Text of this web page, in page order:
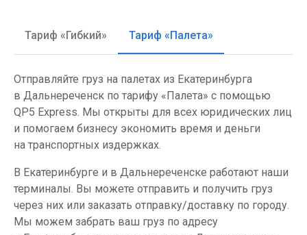
Тариф «Гибкий» Тариф «Палета»
Отправляйте груз на палетах из Екатеринбурга
в Дальнереченск по тарифу «Палета» с помощью
QP5 Express. Мы открыты для всех юридических лиц
и помогаем бизнесу экономить время и деньги
на транспортных издержках.
В Екатеринбурге и в Дальнереченске работают наши
терминалы. Вы можете отправить и получить груз
через них или заказать отправку/доставку по городу.
Мы можем забрать ваш груз по адресу